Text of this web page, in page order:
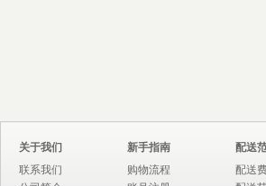
关于我们
联系我们
新手指南
购物流程
配送
配送